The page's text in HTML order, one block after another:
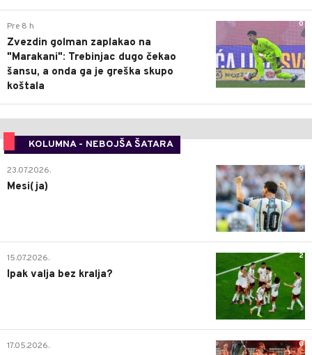
0
Pre 8 h
Zvezdin golman zaplakao na
"Marakani": Trebinjac dugo čekao
šansu, a onda ga je greška skupo
koštala
KOLUMNA - NEBOJŠA ŠATARA
0
23.07.2026.
Mesi(ja)
2
15.07.2026.
Ipak valja bez kralja?
0
17.05.2026.